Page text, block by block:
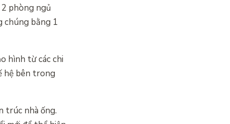
phòng ngủ
chúng bằng 1
hình từ các chi
hệ bên trong
trúc nhà ống.